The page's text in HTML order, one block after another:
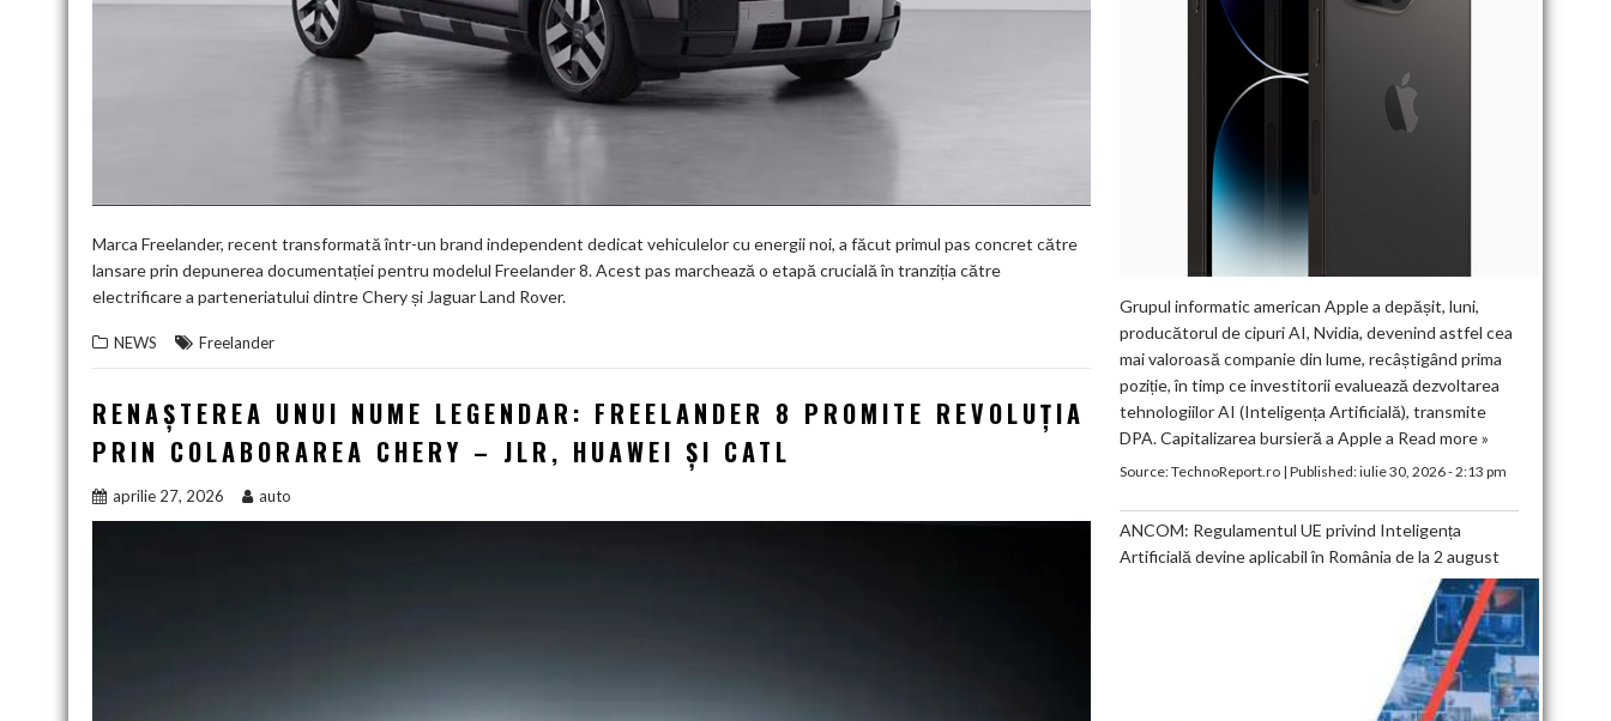
Marca Freelander, recent transformată într-un brand independent dedicat vehiculelor cu energii noi, a făcut primul pas concret către
lansare prin depunerea documentației pentru modelul Freelander 8. Acest pas marchează o etapă crucială în tranziția către
electrificare a parteneriatului dintre Chery și Jaguar Land Rover.
NEWS Freelander
RENAȘTEREA UNUI NUME LEGENDAR: FREELANDER 8 PROMITE REVOLUȚIA
PRIN COLABORAREA CHERY – JLR, HUAWEI ȘI CATL
aprilie 27, 2026 auto
Grupul informatic american Apple a depășit, luni,
producătorul de cipuri AI, Nvidia, devenind astfel cea
mai valoroasă companie din lume, recâștigând prima
poziție, în timp ce investitorii evaluează dezvoltarea
tehnologiilor AI (Inteligența Artificială), transmite
DPA. Capitalizarea bursieră a Apple a Read more »
Source:TechnoReport.ro| Published:iulie 30, 2026 - 2:13 pm
ANCOM: Regulamentul UE privind Inteligența
Artificială devine aplicabil în România de la 2 august